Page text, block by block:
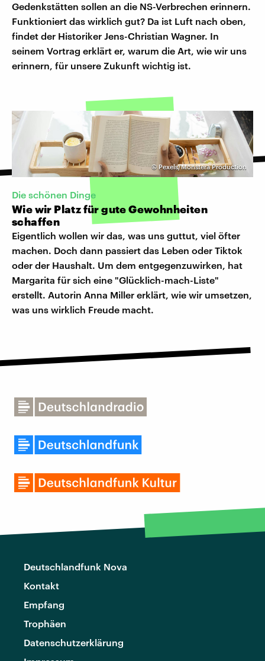
Gedenkstätten sollen an die NS-Verbrechen erinnern.
Funktioniert das wirklich gut? Da ist Luft nach oben,
findet der Historiker Jens-Christian Wagner. In
seinem Vortrag erklärt er, warum die Art, wie wir uns
erinnern, für unsere Zukunft wichtig ist.
© Pexels/Monstera Production
Die schönen Dinge
Wie wir Platz für gute Gewohnheiten
schaffen
Eigentlich wollen wir das, was uns guttut, viel öfter
machen. Doch dann passiert das Leben oder Tiktok
oder der Haushalt. Um dem entgegenzuwirken, hat
Margarita für sich eine "Glücklich-mach-Liste"
erstellt. Autorin Anna Miller erklärt, wie wir umsetzen,
was uns wirklich Freude macht.
Deutschlandfunk Nova
Kontakt
Empfang
Trophäen
Datenschutzerklärung